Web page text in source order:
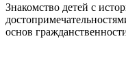
Знакомство детей с
основ